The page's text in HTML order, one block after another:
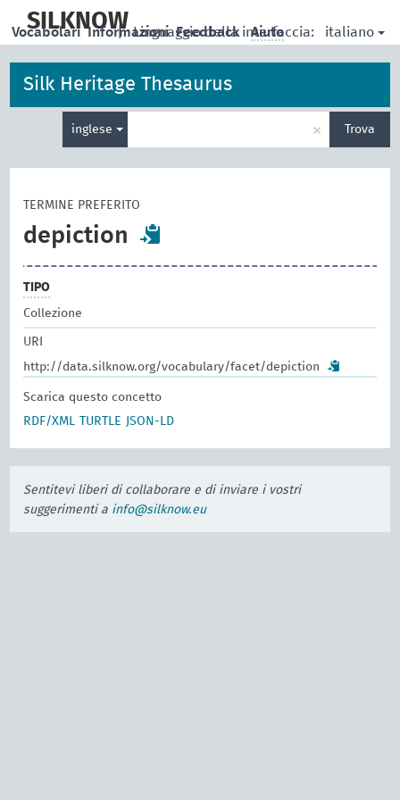
main
SILKNOW
| Linguaggio della interfaccia: italiano
Vocabolari Informazioni Feedback Aiuto
Silk Heritage Thesaurus
inglese
per
ricerca
× Trova
TERMINE PREFERITO
depiction
TIPO
Collezione
URI
http://data.silknow.org/vocabulary/facet/depiction
Scarica questo concetto
RDF/XML
TURTLE JSON-LD
Sentitevi liberi di collaborare e di inviare i vostri
suggerimenti a info@silknow.eu